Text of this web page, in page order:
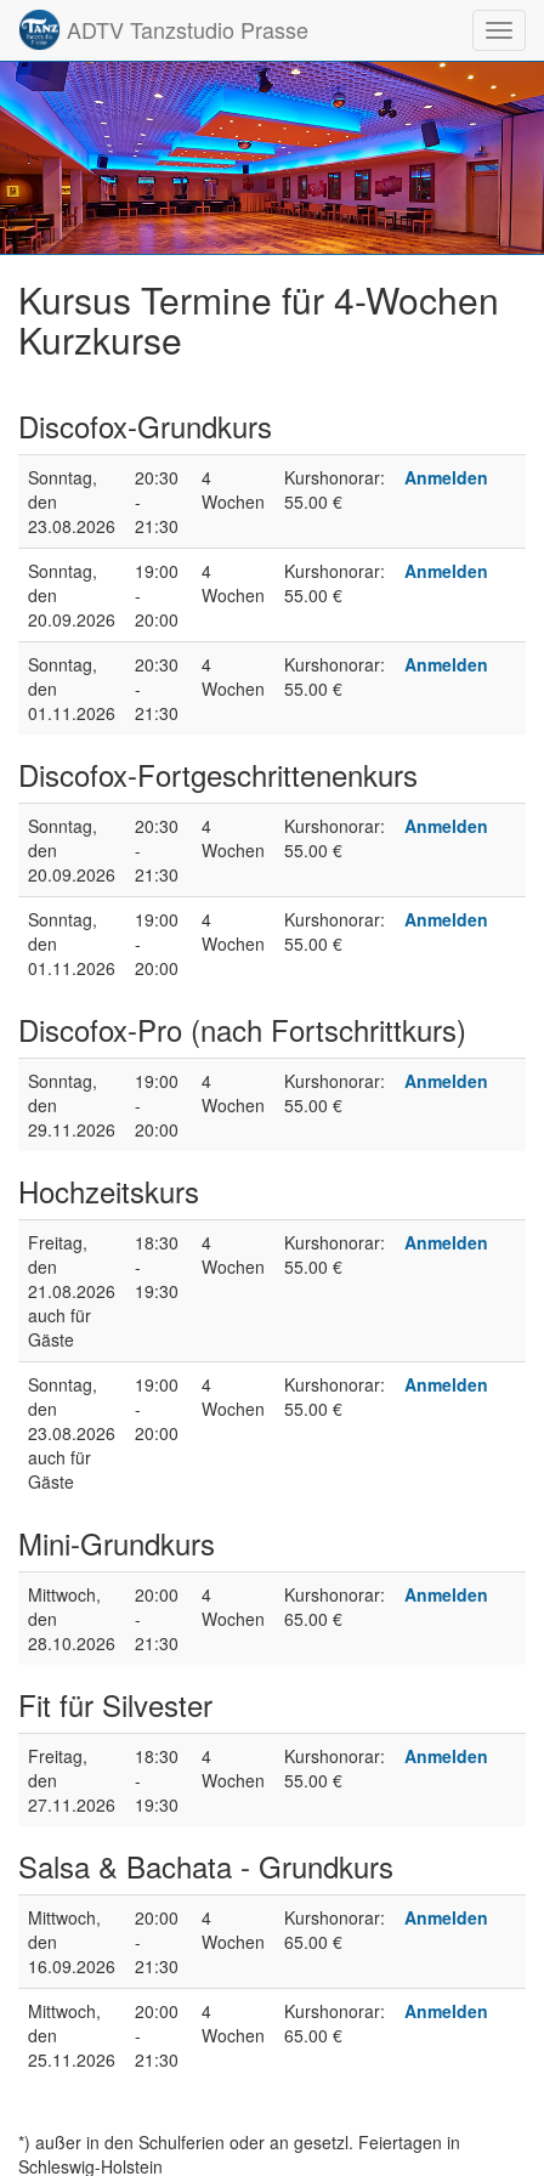
ADTV Tanzstudio Prasse
Kursus Termine für 4-Wochen
Kurzkurse
Discofox-Grundkurs
Sonntag,
den
23.08.2026
20:30
-
21:30
4
Wochen
Kurshonorar:
55.00 €
Anmelden
Sonntag,
den
20.09.2026
19:00
-
20:00
4
Wochen
Kurshonorar:
55.00 €
Anmelden
Sonntag,
den
01.11.2026
20:30
-
21:30
4
Wochen
Kurshonorar:
55.00 €
Anmelden
Discofox-Fortgeschrittenenkurs
Sonntag,
den
20.09.2026
20:30
-
21:30
4
Wochen
Kurshonorar:
55.00 €
Anmelden
Sonntag,
den
01.11.2026
19:00
-
20:00
4
Wochen
Kurshonorar:
55.00 €
Anmelden
Discofox-Pro (nach Fortschrittkurs)
Sonntag,
den
29.11.2026
19:00
-
20:00
4
Wochen
Kurshonorar:
55.00 €
Anmelden
Hochzeitskurs
Freitag,
den
21.08.2026
auch für
Gäste
18:30
-
19:30
4
Wochen
Kurshonorar:
55.00 €
Anmelden
Sonntag,
den
23.08.2026
auch für
Gäste
19:00
-
20:00
4
Wochen
Kurshonorar:
55.00 €
Anmelden
Mini-Grundkurs
Mittwoch,
den
28.10.2026
20:00
-
21:30
4
Wochen
Kurshonorar:
65.00 €
Anmelden
Fit für Silvester
Freitag,
den
27.11.2026
18:30
-
19:30
4
Wochen
Kurshonorar:
55.00 €
Anmelden
Salsa & Bachata - Grundkurs
Mittwoch,
den
16.09.2026
20:00
-
21:30
4
Wochen
Kurshonorar:
65.00 €
Anmelden
Mittwoch,
den
25.11.2026
20:00
-
21:30
4
Wochen
Kurshonorar:
65.00 €
Anmelden
*) außer in den Schulferien oder an gesetzl. Feiertagen in
Schleswig-Holstein